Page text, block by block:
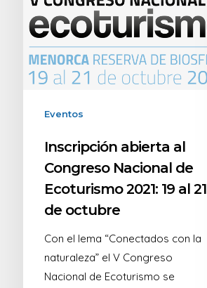
Eventos
Inscripción abierta al
Congreso Nacional de
Ecoturismo 2021: 19 al 21
de octubre
Con el lema “Conectados con la
naturaleza” el V Congreso
Nacional de Ecoturismo se